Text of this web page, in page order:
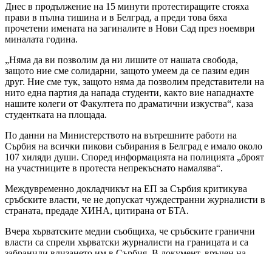
Днес в продължение на 15 минути протестиращите стояха
прави в пълна тишина и в Белград, а преди това бяха
прочетени имената на загиналите в Нови Сад през ноември
миналата година.
„Няма да ви позволим да ни лишите от нашата свобода,
защото ние сме солидарни, защото умеем да се пазим един
друг. Ние сме тук, защото няма да позволим представители на
нито една партия да напада студенти, както вие нападнахте
нашите колеги от Факултета по драматични изкуства“, каза
студентката на площада.
По данни на Министерството на вътрешните работи на
Сърбия на всички пикови събирания в Белград е имало около
107 хиляди души. Според информацията на полицията „броят
на участниците в протеста непрекъснато намалява“.
Междувременно докладчикът на ЕП за Сърбия критикува
сръбските власти, че не допускат чуждестранни журналисти в
страната, предаде ХИНА, цитирана от БТА.
Вчера хърватските медии съобщиха, че сръбските гранични
власти са спрели хърватски журналисти на границата и са